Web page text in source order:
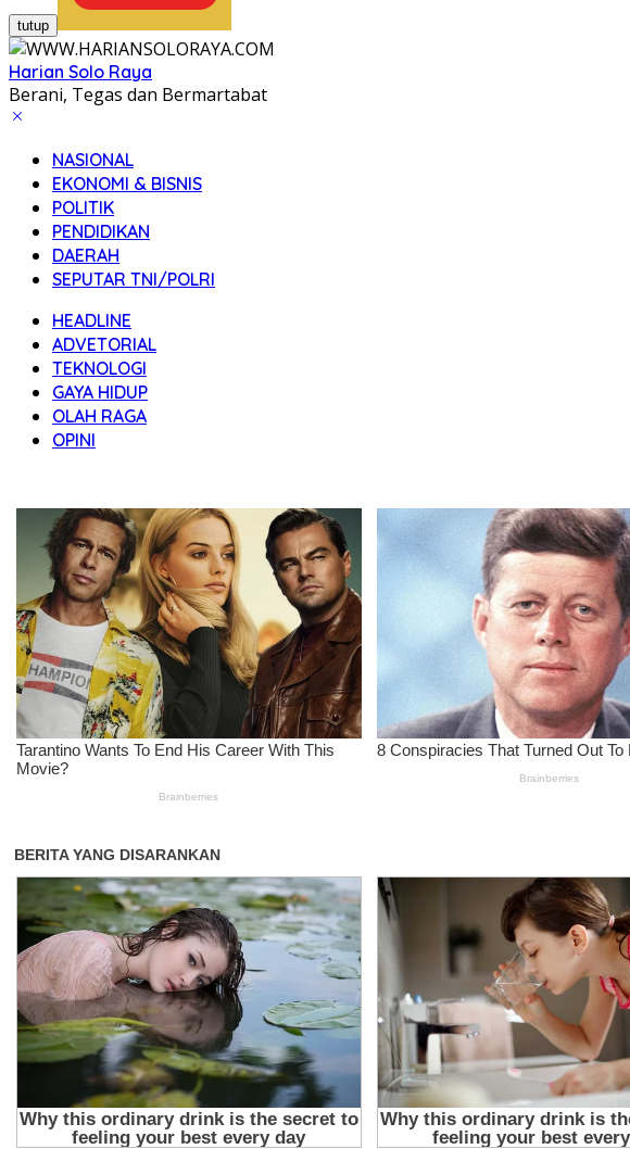
tutup
Harian Solo Raya
Berani, Tegas dan Bermartabat
NASIONAL
EKONOMI & BISNIS
POLITIK
PENDIDIKAN
DAERAH
SEPUTAR TNI/POLRI
HEADLINE
ADVETORIAL
TEKNOLOGI
GAYA HIDUP
OLAH RAGA
OPINI